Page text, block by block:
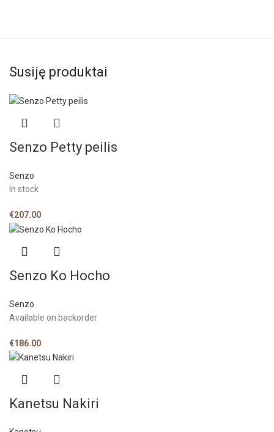
Susiję produktai
Senzo Petty peilis
Senzo
In stock
€207.00
Senzo Ko Hocho
Senzo
Available on backorder
€186.00
Kanetsu Nakiri